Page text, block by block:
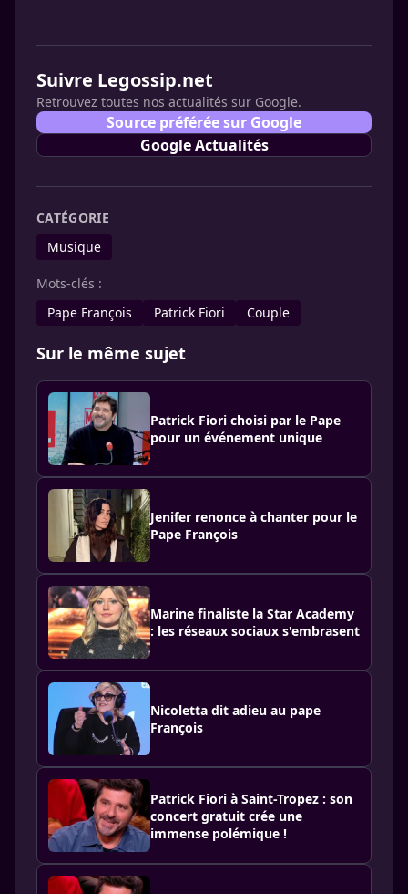
Suivre Legossip.net
Retrouvez toutes nos actualités sur Google.
Source préférée sur Google
Google Actualités
CATÉGORIE
Musique
Mots-clés :
Pape François
Patrick Fiori Couple
Sur le même sujet
Patrick Fiori choisi par le Pape
pour un événement unique
Jenifer renonce à chanter pour le
Pape François
Marine finaliste la Star Academy
: les réseaux sociaux s'embrasent
Nicoletta dit adieu au pape
François
Patrick Fiori à Saint-Tropez : son
concert gratuit crée une
immense polémique !